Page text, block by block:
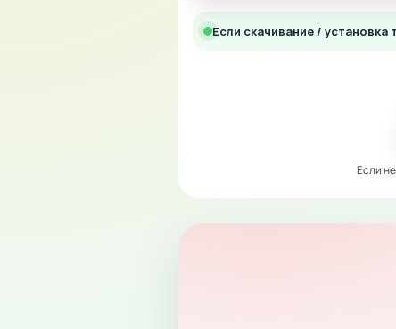
Если скачивание / установка
Если